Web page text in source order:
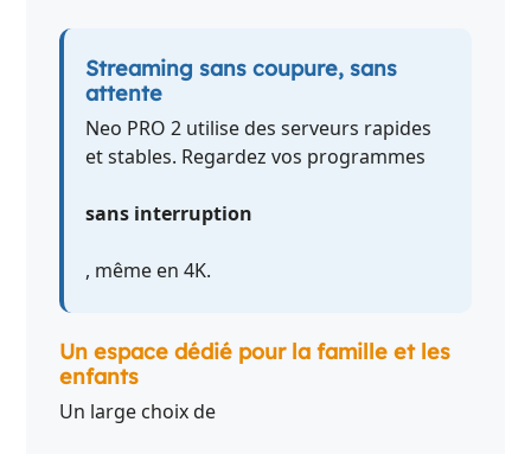
Streaming sans coupure, sans
attente
Neo PRO 2 utilise des serveurs rapides
et stables. Regardez vos programmes
sans interruption
, même en 4K.
Un espace dédié pour la famille et les
enfants
Un large choix de